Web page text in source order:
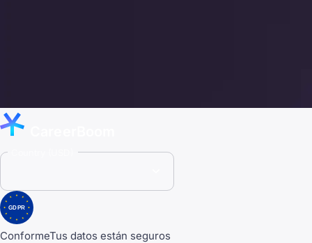
GDPR
ConformeTus datos están seguros